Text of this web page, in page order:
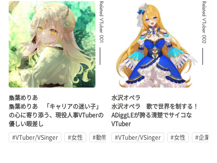
Related VTuber 001
梟葉めりあ
梟葉めりあ 「キャリアの迷い子」
の心に寄り添う、現役人事VTuberの
優しい眼差し
#VTuber/VSinger
#女性 #動物系
Related VTuber 002
水沢オペラ
水沢オペラ 歌で世界を制する！
ADiggLEが誇る清楚でサイコな
VTuber
#VTuber/VSinger
#女性 #企業